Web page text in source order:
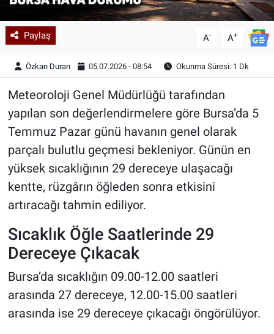
Paylaş A- A+
Özkan Duran 05.07.2026 - 08:54 Okunma Süresi: 1 Dk
Meteoroloji Genel Müdürlüğü tarafından
yapılan son değerlendirmelere göre Bursa’da 5
Temmuz Pazar günü havanın genel olarak
parçalı bulutlu geçmesi bekleniyor. Günün en
yüksek sıcaklığının 29 dereceye ulaşacağı
kentte, rüzgârın öğleden sonra etkisini
artıracağı tahmin ediliyor.
Sıcaklık Öğle Saatlerinde 29
Dereceye Çıkacak
Bursa’da sıcaklığın 09.00-12.00 saatleri
arasında 27 dereceye, 12.00-15.00 saatleri
arasında ise 29 dereceye çıkacağı öngörülüyor.
Yazarlar
Astroloji-Rüya